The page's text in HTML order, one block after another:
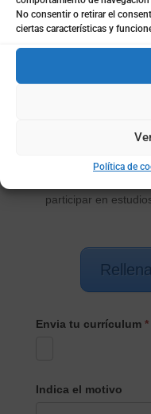
No consentir o retirar el
ciertas características y
Política de
de
participar en
Envia tu currículum *
Indica el motivo